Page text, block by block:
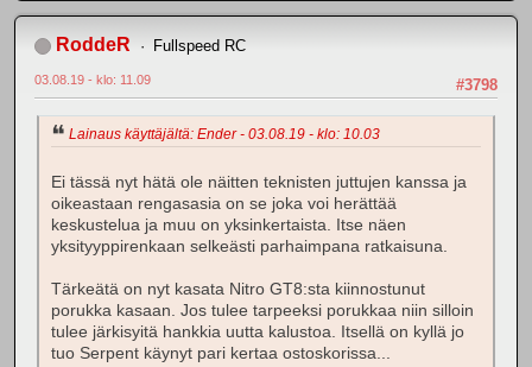
RoddeR Fullspeed RC
#3798
03.08.19 - klo: 11.09
Lainaus käyttäjältä: Ender - 03.08.19 - klo: 10.03
Ei tässä nyt hätä ole näitten teknisten juttujen kanssa ja
oikeastaan rengasasia on se joka voi herättää
keskustelua ja muu on yksinkertaista. Itse näen
yksityyppirenkaan selkeästi parhaimpana ratkaisuna.
Tärkeätä on nyt kasata Nitro GT8:sta kiinnostunut
porukka kasaan. Jos tulee tarpeeksi porukkaa niin silloin
tulee järkisyitä hankkia uutta kalustoa. Itsellä on kyllä jo
tuo Serpent käynyt pari kertaa ostoskorissa...